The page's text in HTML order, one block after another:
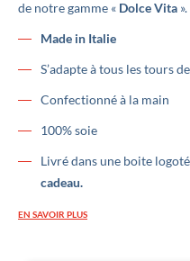
de notre gamme « Dolce Vita ».
Made in Italie
S’adapte à tous les tours
Confectionné à la main
100% soie
Livré dans une boite
cadeau.
EN SAVOIR PLUS